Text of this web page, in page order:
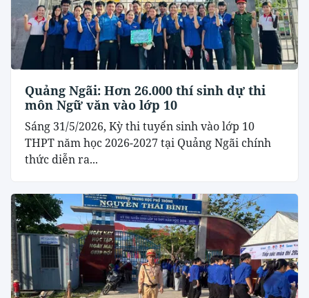
Quảng Ngãi: Hơn 26.000 thí sinh dự thi
môn Ngữ văn vào lớp 10
Sáng 31/5/2026, Kỳ thi tuyển sinh vào lớp 10
THPT năm học 2026-2027 tại Quảng Ngãi chính
thức diễn ra...